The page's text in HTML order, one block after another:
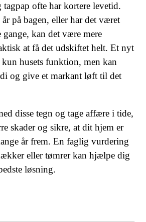
tagpap ofte har kortere levetid.
på bagen, eller har det været
gange, kan det være mere
at få det udskiftet helt. Et nyt
husets funktion, men kan
og give et markant løft til det
disse tegn og tage affære i tide,
skader og sikre, at dit hjem er
år frem. En faglig vurdering
eller tømrer kan hjælpe dig
løsning.